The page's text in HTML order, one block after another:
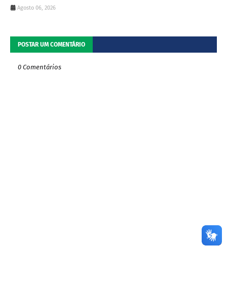
Agosto 06, 2026
POSTAR UM COMENTÁRIO
0 Comentários